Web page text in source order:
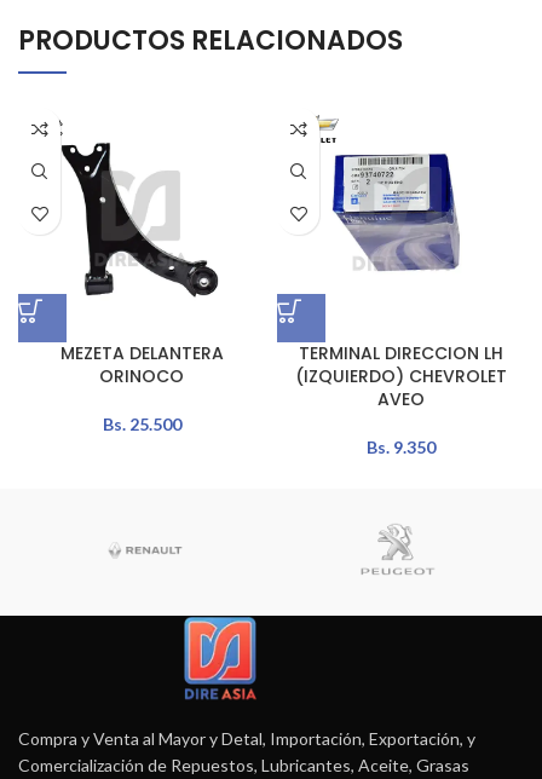
PRODUCTOS RELACIONADOS
MEZETA DELANTERA
ORINOCO
Bs.25.500
TERMINAL DIRECCION LH
(IZQUIERDO) CHEVROLET
AVEO
Bs.9.350
Compra y Venta al Mayor y Detal, Importación, Exportación, y
Comercialización de Repuestos, Lubricantes, Aceite, Grasas